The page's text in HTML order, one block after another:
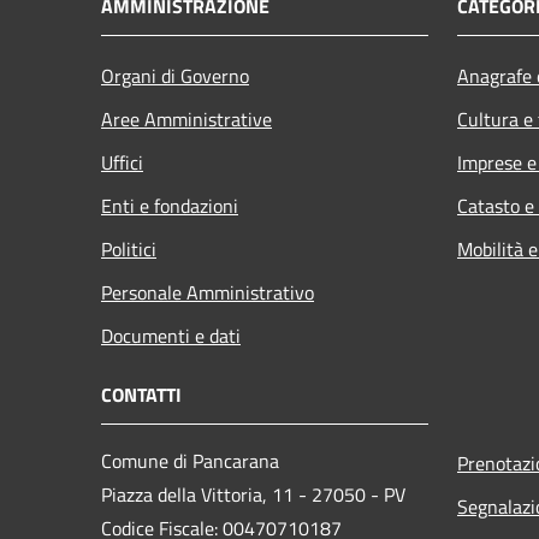
Organi di Governo
Aree Amministrative
Uffici
Enti e fondazioni
Politici
Personale Amministrativo
Documenti e dati
Cultura
Imprese
Catasto
Mobilità
CONTATTI
Comune di Pancarana
Piazza della Vittoria, 11 - 27050 - PV
Codice Fiscale: 00470710187